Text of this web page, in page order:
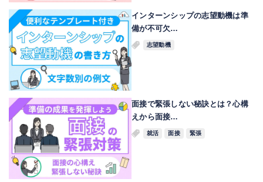
インターンシップの志望動機は準
備が不可欠…
志望動機
面接で緊張しない秘訣とは？心構
えから面接…
就活 面接 緊張